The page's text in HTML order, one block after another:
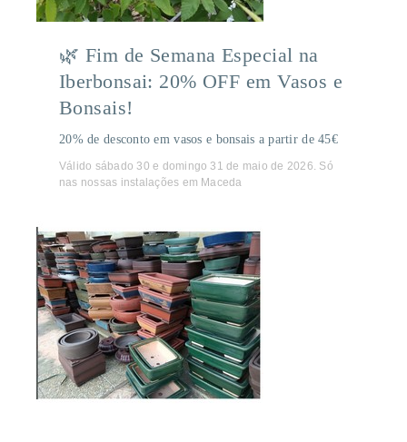
🌿 Fim de Semana Especial na
Iberbonsai: 20% OFF em Vasos e
Bonsais!
20% de desconto em vasos e bonsais a partir de 45€
Válido sábado 30 e domingo 31 de maio de 2026. Só
nas nossas instalações em Maceda